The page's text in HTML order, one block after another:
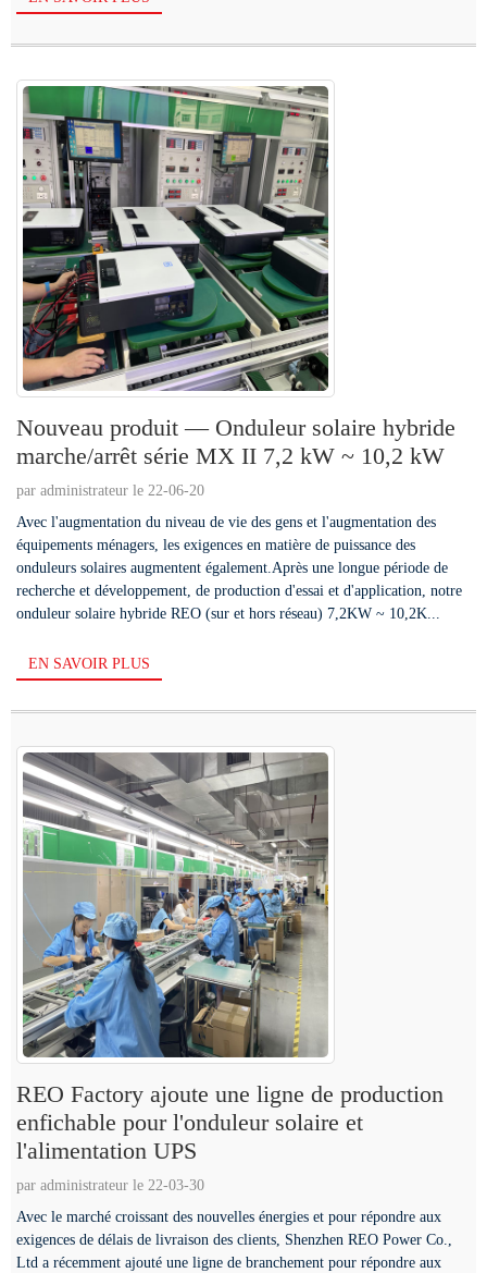
Nouveau produit — Onduleur solaire hybride
marche/arrêt série MX II 7,2 kW ~ 10,2 kW
par administrateur le 22-06-20
Avec l'augmentation du niveau de vie des gens et l'augmentation des
équipements ménagers, les exigences en matière de puissance des
onduleurs solaires augmentent également.Après une longue période de
recherche et développement, de production d'essai et d'application, notre
onduleur solaire hybride REO (sur et hors réseau) 7,2KW ~ 10,2K...
EN SAVOIR PLUS
REO Factory ajoute une ligne de production
enfichable pour l'onduleur solaire et
l'alimentation UPS
par administrateur le 22-03-30
Avec le marché croissant des nouvelles énergies et pour répondre aux
exigences de délais de livraison des clients, Shenzhen REO Power Co.,
Ltd a récemment ajouté une ligne de branchement pour répondre aux